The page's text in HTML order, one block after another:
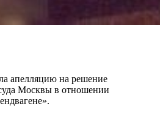
апелляцию на решение
Москвы в отношении